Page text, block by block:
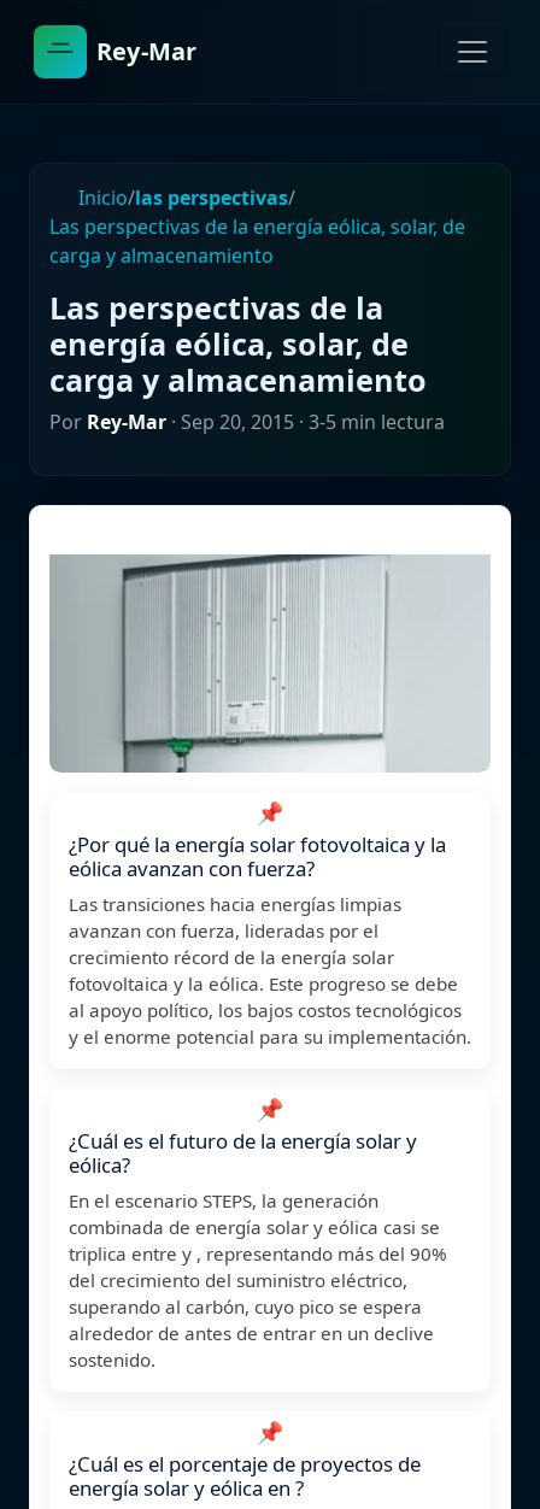
Rey-Mar
Inicio/las perspectivas/
Las perspectivas de la energía eólica, solar, de
carga y almacenamiento
Las perspectivas de la
energía eólica, solar, de
carga y almacenamiento
Por Rey-Mar · Sep 20, 2015 · 3-5 min lectura
📌
¿Por qué la energía solar fotovoltaica y la
eólica avanzan con fuerza?
Las transiciones hacia energías limpias
avanzan con fuerza, lideradas por el
crecimiento récord de la energía solar
fotovoltaica y la eólica. Este progreso se debe
al apoyo político, los bajos costos tecnológicos
y el enorme potencial para su implementación.
📌
¿Cuál es el futuro de la energía solar y
eólica?
En el escenario STEPS, la generación
combinada de energía solar y eólica casi se
triplica entre y , representando más del 90%
del crecimiento del suministro eléctrico,
superando al carbón, cuyo pico se espera
alrededor de antes de entrar en un declive
sostenido.
📌
¿Cuál es el porcentaje de proyectos de
energía solar y eólica en ?